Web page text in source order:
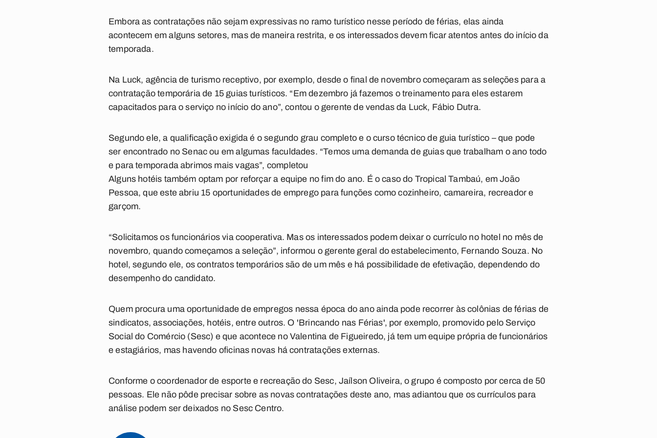
Embora as contratações não sejam expressivas no ramo turístico nesse período de férias, elas ainda
acontecem em alguns setores, mas de maneira restrita, e os interessados devem ficar atentos antes do início da
temporada.
Na Luck, agência de turismo receptivo, por exemplo, desde o final de novembro começaram as seleções para a
contratação temporária de 15 guias turísticos. “Em dezembro já fazemos o treinamento para eles estarem
capacitados para o serviço no início do ano”, contou o gerente de vendas da Luck, Fábio Dutra.
Segundo ele, a qualificação exigida é o segundo grau completo e o curso técnico de guia turístico – que pode
ser encontrado no Senac ou em algumas faculdades. “Temos uma demanda de guias que trabalham o ano todo
e para temporada abrimos mais vagas”, completou
Alguns hotéis também optam por reforçar a equipe no fim do ano. É o caso do Tropical Tambaú, em João
Pessoa, que este abriu 15 oportunidades de emprego para funções como cozinheiro, camareira, recreador e
garçom.
“Solicitamos os funcionários via cooperativa. Mas os interessados podem deixar o currículo no hotel no mês de
novembro, quando começamos a seleção”, informou o gerente geral do estabelecimento, Fernando Souza. No
hotel, segundo ele, os contratos temporários são de um mês e há possibilidade de efetivação, dependendo do
desempenho do candidato.
Quem procura uma oportunidade de empregos nessa época do ano ainda pode recorrer às colônias de férias de
sindicatos, associações, hotéis, entre outros. O 'Brincando nas Férias', por exemplo, promovido pelo Serviço
Social do Comércio (Sesc) e que acontece no Valentina de Figueiredo, já tem um equipe própria de funcionários
e estagiários, mas havendo oficinas novas há contratações externas.
Conforme o coordenador de esporte e recreação do Sesc, Jaílson Oliveira, o grupo é composto por cerca de 50
pessoas. Ele não pôde precisar sobre as novas contratações deste ano, mas adiantou que os currículos para
análise podem ser deixados no Sesc Centro.